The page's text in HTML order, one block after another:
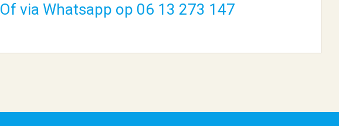
€ 79,61 € 152,01
Of via Whatsapp op 06 13 273 147